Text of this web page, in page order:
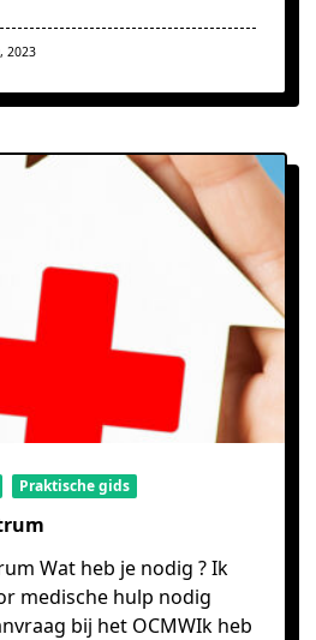
2023
Praktische gids
Wat heb je nodig ? Ik
medische hulp nodig
bij het OCMWIk heb